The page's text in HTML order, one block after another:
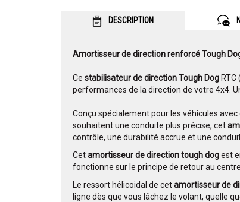
DESCRIPTION
Amortisseur de direction renforcé Tough
Ce stabilisateur de direction Tough Dog
performances de la direction de votre 4x4.
Conçu spécialement pour les véhicules
souhaitent une conduite plus précise, cet
contrôle, une durabilité accrue et une
Cetamortisseur de direction tough dogest
fonctionne sur le principe de retour au
Le ressort hélicoidal de cetamortisseur de
ligne dès que vous lâchez le volant, quelle